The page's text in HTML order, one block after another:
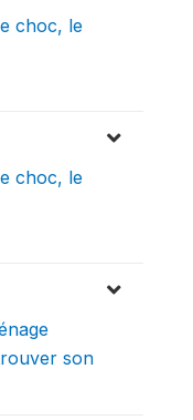
choc, le
choc, le
son